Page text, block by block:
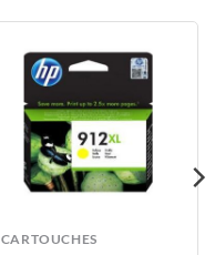
CARTOUCHES